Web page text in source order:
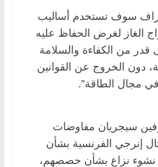
سوف تستخدم أساليب
الغاز لغرض الحفاظ عليه
من الكفاءة والسلامة
دون الخروج عن القوانين
في مجال الطاقة”.
سيجريان مفاوضات
إنرجي الفرنسية بشأن
نشوء نزاع بشأن حصصهم،